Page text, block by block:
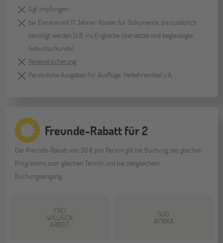
Ggf. Impfungen
bei Einreise mit 17 Jahren: Kosten für Dokumente, die zusätzlich
benötigt werden (z.B. ins Englische übersetzte und beglaubigte
Geburtsurkunde)
Reiseversicherung
Persönliche Ausgaben für Ausflüge, Verkehrsmittel u.Ä.
Freunde-Rabatt für 2
Der Freunde-Rabatt von 30 € pro Person gilt bei Buchung des gleichen
Programms zum gleichen Termin und bei zeitgleichem
Buchungseingang.
FREI
WILLIGEN
ARBEIT
SÜD
AFRIKA